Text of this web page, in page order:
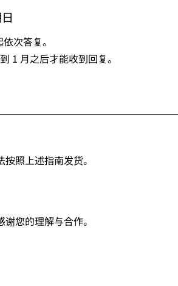
次答复。
1 月之后才能收到回复。
照上述指南发货。
您的理解与合作。